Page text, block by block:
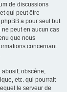
de discussions
qui peut être
a pour seul but
peut en aucun cas
que nous
concernant
abusif, obscène,
etc. qui pourrait
le serveur de